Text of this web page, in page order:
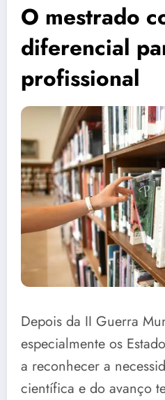
O mestrado
diferencial
profissional
Depois da II Guerra
especialmente os
a reconhecer a
científica e do avanço